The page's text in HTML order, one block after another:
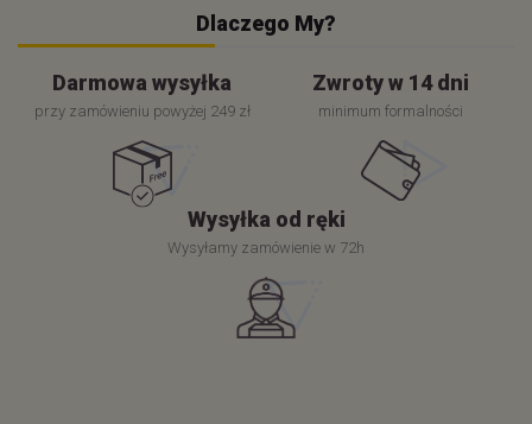
Dlaczego My?
Darmowa wysyłka
przy zamówieniu powyżej 249 zł
Zwroty w 14 dni
minimum formalności
Wysyłka od ręki
Wysyłamy zamówienie w 72h